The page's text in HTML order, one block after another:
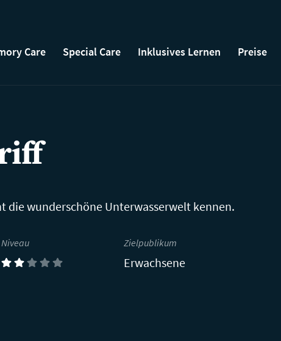
Care Special Care Inklusives Lernen Preise
die wunderschöne Unterwasserwelt kennen.
Niveau
(2)
Zielpublikum
Erwachsene